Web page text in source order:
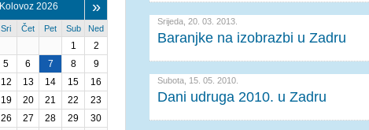
Srijeda, 20. 03. 2013.
Baranjke na izobrazbi u Zadru
Subota, 15. 05. 2010.
Dani udruga 2010. u Zadru
Kolovoz 2026 »
Sri Čet Pet Sub Ned
1
2
5 6 7 8
9
12 13 14 15
16
19 20 21 22
23
26 27 28 29
30